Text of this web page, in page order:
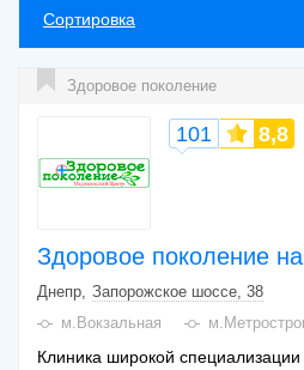
УЗИ плечевого/локтевого 1-го
УЗИ плечевых/локтевых 2-х
УЗИ запястного 1-го сустава
УЗИ запястных 2-х суставов
Сортировка
Здоровое поколение
Здоровое поколение
101 8,8
Днепр Запорожское шоссе, 38
м.Вокзальная
Клиника широкой